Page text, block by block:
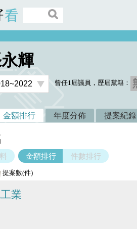
輝
曾任1屆議員，歷屆黨籍：
金額排行 年度分佈 提案紀錄
金額排行 件數排行
提案數(件)
業